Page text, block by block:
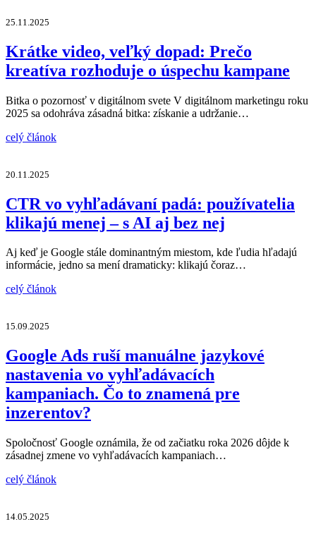
25.11.2025
Krátke video, veľký dopad: Prečo
kreatíva rozhoduje o úspechu kampane
Bitka o pozornosť v digitálnom svete V digitálnom marketingu roku
2025 sa odohráva zásadná bitka: získanie a udržanie…
celý článok
20.11.2025
CTR vo vyhľadávaní padá: používatelia
klikajú menej – s AI aj bez nej
Aj keď je Google stále dominantným miestom, kde ľudia hľadajú
informácie, jedno sa mení dramaticky: klikajú čoraz…
celý článok
15.09.2025
Google Ads ruší manuálne jazykové
nastavenia vo vyhľadávacích
kampaniach. Čo to znamená pre
inzerentov?
Spoločnosť Google oznámila, že od začiatku roka 2026 dôjde k
zásadnej zmene vo vyhľadávacích kampaniach…
celý článok
14.05.2025